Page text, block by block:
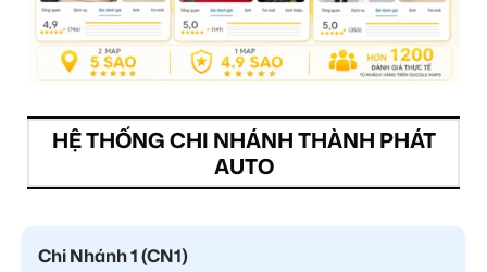
HỆ THỐNG CHI NHÁNH THÀNH PHÁT
AUTO
Chi Nhánh 1 (CN1)